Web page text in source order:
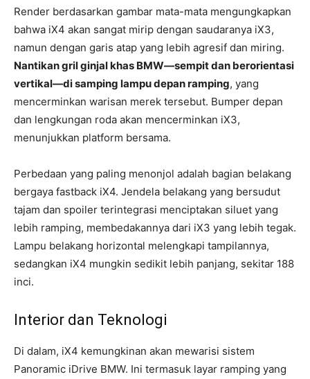
Render berdasarkan gambar mata-mata mengungkapkan
bahwa iX4 akan sangat mirip dengan saudaranya iX3,
namun dengan garis atap yang lebih agresif dan miring.
Nantikan gril ginjal khas BMW—sempit dan berorientasi
vertikal—di samping lampu depan ramping, yang
mencerminkan warisan merek tersebut. Bumper depan
dan lengkungan roda akan mencerminkan iX3,
menunjukkan platform bersama.
Perbedaan yang paling menonjol adalah bagian belakang
bergaya fastback iX4. Jendela belakang yang bersudut
tajam dan spoiler terintegrasi menciptakan siluet yang
lebih ramping, membedakannya dari iX3 yang lebih tegak.
Lampu belakang horizontal melengkapi tampilannya,
sedangkan iX4 mungkin sedikit lebih panjang, sekitar 188
inci.
Interior dan Teknologi
Di dalam, iX4 kemungkinan akan mewarisi sistem
Panoramic iDrive BMW. Ini termasuk layar ramping yang